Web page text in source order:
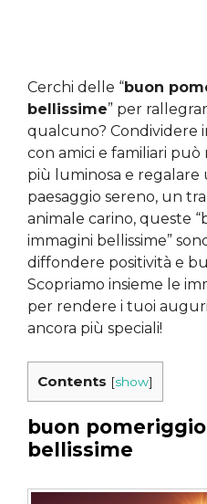
Cerchi delle “buon
bellissime” per
qualcuno? Condividere
con amici e familiari
più luminosa e regalare
paesaggio sereno, un
animale carino, queste
immagini bellissime”
diffondere positività e
Scopriamo insieme le
per rendere i tuoi
ancora più speciali!
Contents [show]
buon
bellissime